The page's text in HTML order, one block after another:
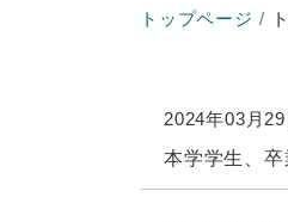
トップページ
2024年03月29
本学学生、